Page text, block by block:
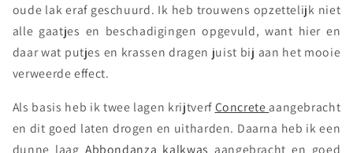
oude lak eraf geschuurd. Ik heb trouwens opzettelijk niet
alle gaatjes en beschadigingen opgevuld, want hier en
daar wat putjes en krassen dragen juist bij aan het mooie
verweerde effect.
Als basis heb ik twee lagen krijtverfConcrete aangebracht
en dit goed laten drogen en uitharden. Daarna heb ik een
dunne laag Abbondanza kalkwas aangebracht en goed